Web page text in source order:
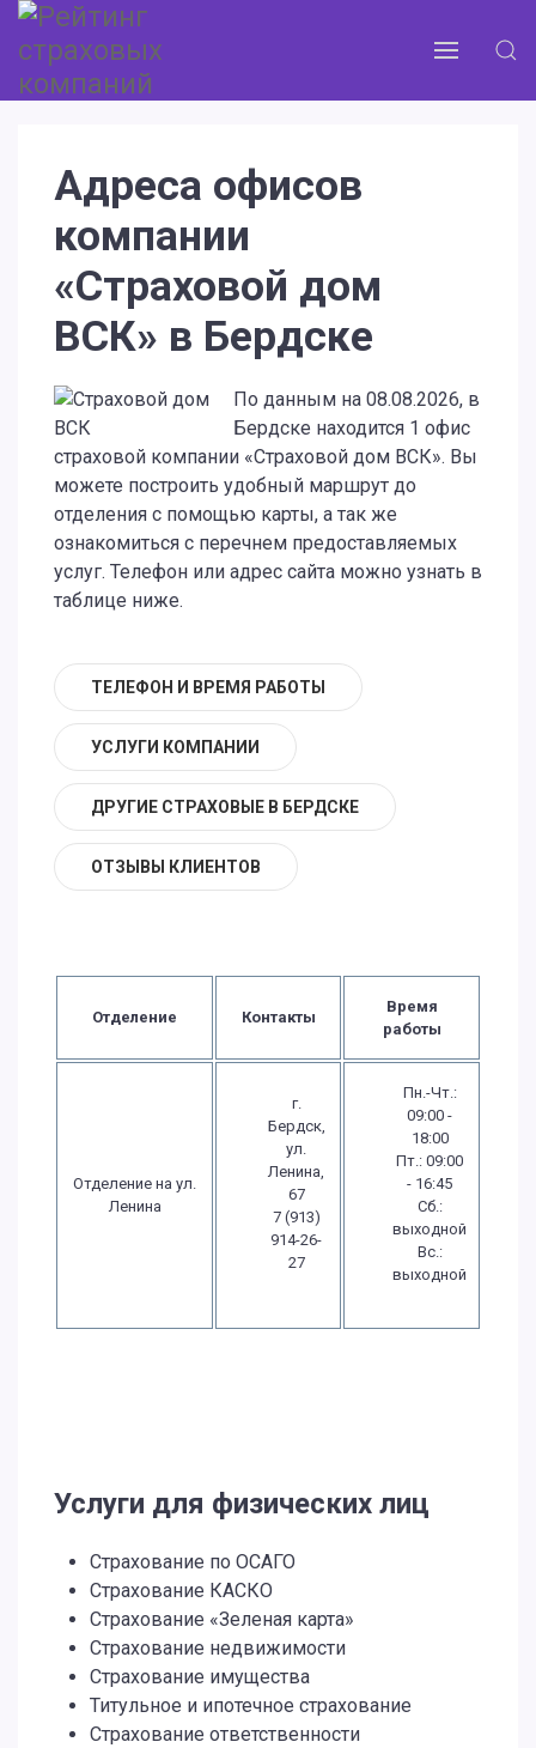
Адреса офисов
компании
«Страховой дом
ВСК» в Бердске
По данным на 08.08.2026, в
Бердске находится 1 офис
страховой компании «Страховой дом ВСК». Вы
можете построить удобный маршрут до
отделения с помощью карты, а так же
ознакомиться с перечнем предоставляемых
услуг. Телефон или адрес сайта можно узнать в
таблице ниже.
ТЕЛЕФОН И ВРЕМЯ РАБОТЫ
УСЛУГИ КОМПАНИИ
ДРУГИЕ СТРАХОВЫЕ В БЕРДСКЕ
ОТЗЫВЫ КЛИЕНТОВ
Отделение Контакты
Время
работы
Отделение на ул.
Ленина
г.
Бердск,
ул.
Ленина,
67
7 (913)
914-26-
27
Пн.-Чт.:
09:00 -
18:00
Пт.: 09:00
- 16:45
Сб.:
выходной
Вс.:
выходной
Услуги для физических лиц
Страхование по ОСАГО
Страхование КАСКО
Страхование «Зеленая карта»
Страхование недвижимости
Страхование имущества
Титульное и ипотечное страхование
Страхование ответственности